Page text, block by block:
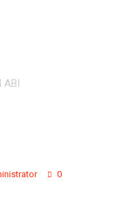
ABI
0